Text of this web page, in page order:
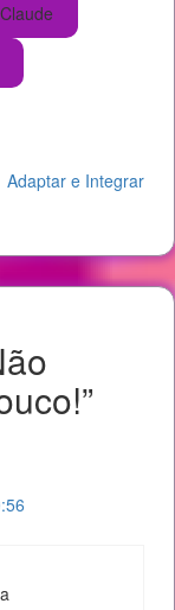
Claude
Adaptar e Integrar